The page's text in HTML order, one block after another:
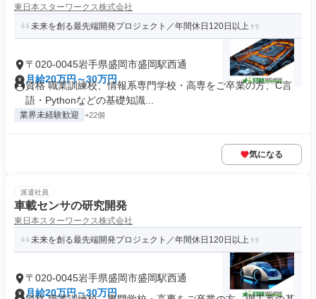
東日本スターワークス株式会社
未来を創る最先端開発プロジェクト／年間休日120日以上
〒020-0045岩手県盛岡市盛岡駅西通
月給20万円～30万円
資格 職業訓練校、情報系専門学校・高専をご卒業の方、C言
語・Pythonなどの基礎知識...
業界未経験歓迎 +22個
気になる
派遣社員
車載センサの研究開発
東日本スターワークス株式会社
未来を創る最先端開発プロジェクト／年間休日120日以上
〒020-0045岩手県盛岡市盛岡駅西通
月給20万円～30万円